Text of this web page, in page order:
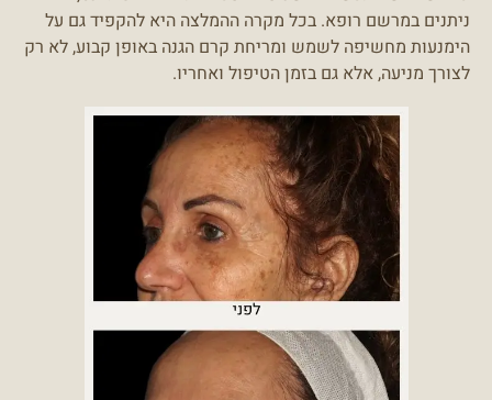
ניתנים במרשם רופא. בכל מקרה ההמלצה היא להקפיד גם על
הימנעות מחשיפה לשמש ומריחת קרם הגנה באופן קבוע, לא רק
לצורך מניעה, אלא גם בזמן הטיפול ואחריו.